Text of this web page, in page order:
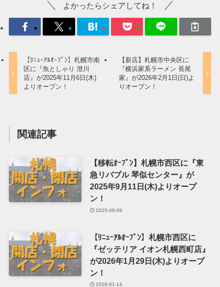
よかったらシェアしてね！
【ﾘﾆｭｰｱﾙｵｰﾌﾟﾝ】札幌市南
区に『魚としゃり 澄川
店』が2025年11月6日(木)
よりオープン！
【新店】札幌市中央区に
『横浜家系ラーメン 長尾
家』が2026年2月1日(日)よ
りオープン！
関連記事
【移転ｵｰﾌﾟﾝ】札幌市西区に『東
急リバブル 琴似センター』が
2025年9月11日(木)よりオープ
ン！
2025-09-09
【ﾘﾆｭｰｱﾙｵｰﾌﾟﾝ】札幌市西区に
『ゼッテリア イオン札幌西町店』
が2026年1月29日(木)よりオープ
ン！
2026-01-14